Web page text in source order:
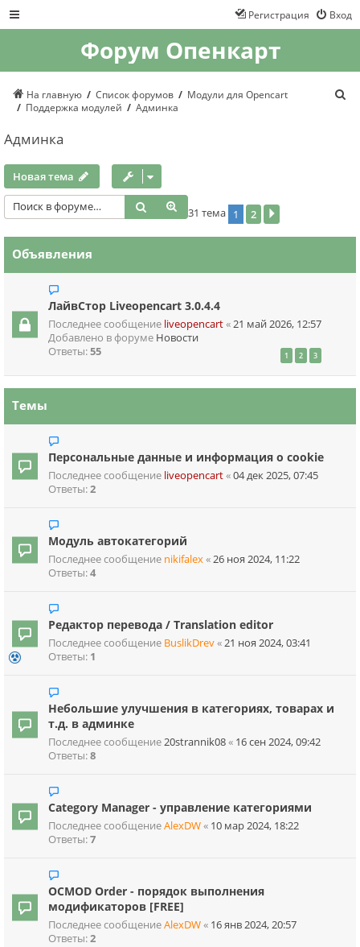
Вход
Регистрация
Форум Опенкарт
На главную Список форумов
Модули для Opencart
Поддержка модулей
Админка
Админка
Новая тема
Поиск Расширенный поиск
31 тема 1 2
Объявления
ЛайвСтор Liveopencart 3.0.4.4
Последнее сообщение liveopencart«21 май 2026, 12:57
Добавлено в форуме Новости
Ответы:55 1 2 3
Темы
Персональные данные и информация о cookie
Последнее сообщение liveopencart«04 дек 2025, 07:45
Ответы:2
Модуль автокатегорий
Последнее сообщение nikifalex«26 ноя 2024, 11:22
Ответы:4
Редактор перевода / Translation editor
Последнее сообщение BuslikDrev«21 ноя 2024, 03:41
Ответы: 1
Небольшие улучшения в категориях, товарах и
т.д. в админке
Последнее сообщение20strannik08« 16 сен 2024, 09:42
Ответы:8
Category Manager - управление категориями
Последнее сообщениеAlexDW« 10 мар 2024, 18:22
Ответы:7
OCMOD Order - порядок выполнения
модификаторов [FREE]
Последнее сообщениеAlexDW« 16 янв 2024, 20:57
Ответы:2